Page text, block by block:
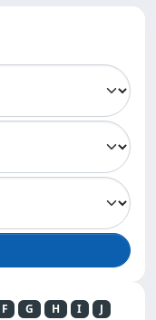
F G H I
J